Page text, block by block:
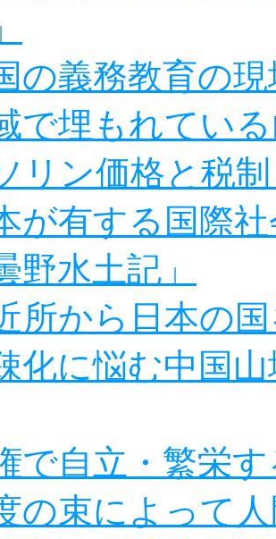
の義務教育の
で埋もれてい
リン価格と税
が有する国際
野水土記」
所から日本の
化に悩む中国
で自立・繁栄
の束によって